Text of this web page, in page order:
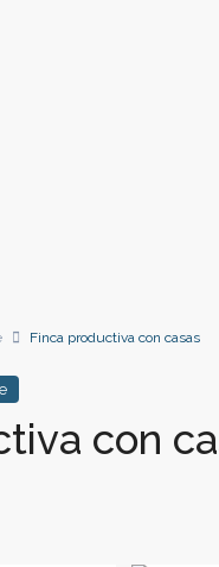
Finca productiva con casas
con